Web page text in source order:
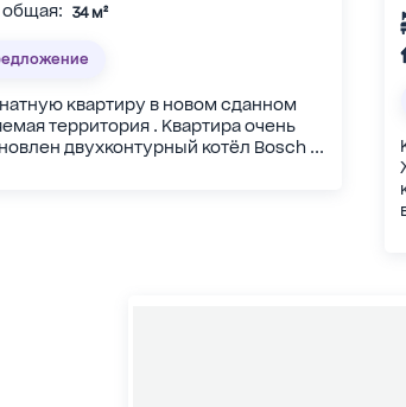
34 м²
квартиру в новом сданном
территория . Квартира очень
двухконтурный котёл Bosch ...